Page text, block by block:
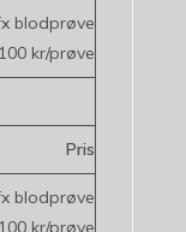
blodprøve
100 kr/prøve
Pris
blodprøve
100 kr/prøve